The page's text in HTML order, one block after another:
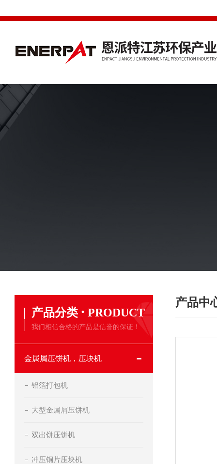
产品分类 · PRODUCT
我们相信合格的产品是信誉的保证！
金属屑压饼机，压块机
铝箔打包机
大型金属屑压饼机
双出饼压饼机
冲压铜片压块机
产品中